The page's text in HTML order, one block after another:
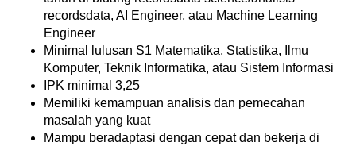
recordsdata, AI Engineer, atau Machine Learning
Engineer
Minimal lulusan S1 Matematika, Statistika, Ilmu
Komputer, Teknik Informatika, atau Sistem Informasi
IPK minimal 3,25
Memiliki kemampuan analisis dan pemecahan
masalah yang kuat
Mampu beradaptasi dengan cepat dan bekerja di